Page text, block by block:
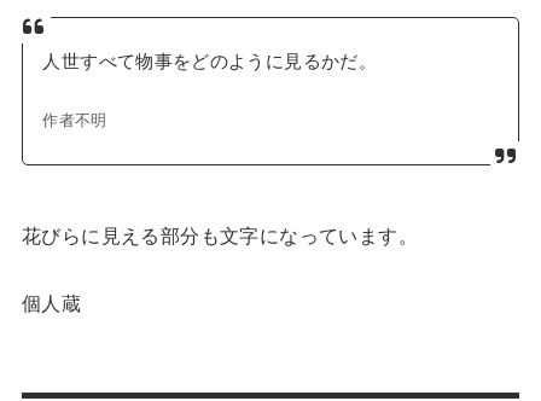
人世すべて物事をどのように見るかだ。
作者不明
花びらに見える部分も文字になっています。
個人蔵